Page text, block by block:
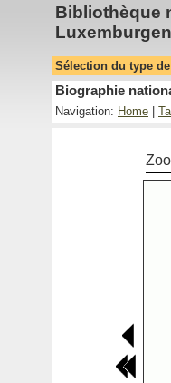
Bibliothèque
Sélection du type
Biographie
Navigation: Home